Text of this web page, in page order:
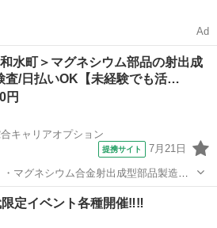
Ad
水町＞マグネシウム部品の射出成
査/日払いOK【未経験でも活…
円
キャリアオプション
提携サイト 7月21日
マグネシウム合金射出成型部品製造・
タ・製品の仕上げ、 検査、 梱包作業
。＋お仕事探しはコンシ
定イベント各種開催‼️‼️